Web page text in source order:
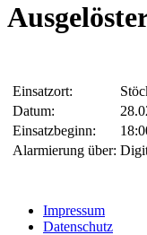
Einsatzort:
Datum:
Einsatzbeginn:
Alarmierung über:
Impressum
Datenschutz